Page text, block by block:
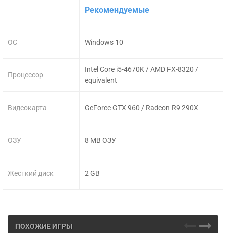
ОС
Процессор
Видеокарта
ОЗУ
Жесткий диск
Рекомендуемые
Windows 10
Intel Core i5-4670K / AMD FX-8320 /
equivalent
GeForce GTX 960 / Radeon R9 290X
8 MB ОЗУ
2 GB
ПОХОЖИЕ ИГРЫ